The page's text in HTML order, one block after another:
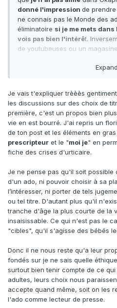
donné l'impression de
ne connais pas le Monde des
éliminatoire si je me mets
vois pas bien l'intérêt.
de youtubeuses ou un
mouiller non plus
m'ont toujours choquée...) Il y
trouver, mais peut-être l'édition
milieu?J'aime bien regarder
médecin, pour autantje préfère
autre chose.
Je vais t'expliquer trèèès
les discussions sur des choix de
première, c'est un propos bien
vie en est bourré. J'ai repris un
de ton post et les éléments en
prescripteur et le "moi je" en
fiche des crises d'urticaire.
Je ne pense pas qu'il soit possible
d'un ado, ni pouvoir choisir à sa
l’intéresser, ni porter de tels
ou tel titre. D'autant plus qu'il
tranche d'âge la plus courte de la
insaisissable. Ce qui n'est pas le
"cibles", qu'il s'agisse des bébés
Donc il ne nous reste qu'a leur
fondés sur je ne sais quelle
surtout bien tenir compte de ce
adultes, leurs choix nous
accepte quand même, soit on les
l'ado comme lecteur de presse.